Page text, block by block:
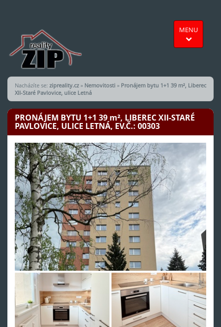
MENU
Nacházíte se: zipreality.cz » Nemovitosti » Pronájem bytu 1+1 39 m², Liberec
XII-Staré Pavlovice, ulice Letná
PRONÁJEM BYTU 1+1 39 m², LIBEREC XII-STARÉ
PAVLOVICE, ULICE LETNÁ, EV.Č.: 00303